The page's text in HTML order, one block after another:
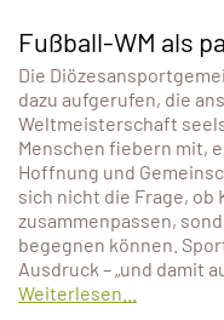
Fußball-WM als
Die
dazu aufgerufen, die
Weltmeisterschaft
Menschen fiebern mit,
Hoffnung und
sich nicht die Frage, ob
zusammenpassen,
begegnen können.
Ausdruck – „und damit
Weiterlesen...